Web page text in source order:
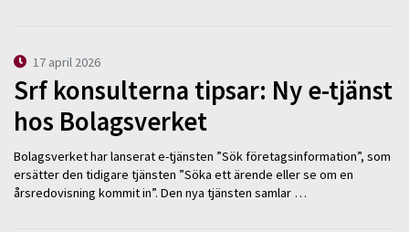
17 april 2026
Srf konsulterna tipsar: Ny e-tjänst
hos Bolagsverket
Bolagsverket har lanserat e-tjänsten ”Sök företagsinformation”, som
ersätter den tidigare tjänsten ”Söka ett ärende eller se om en
årsredovisning kommit in”. Den nya tjänsten samlar …